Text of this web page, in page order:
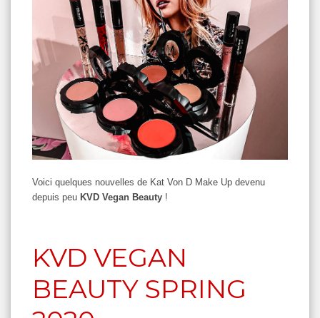
Voici quelques nouvelles de Kat Von D Make Up devenu
depuis peu KVD Vegan Beauty !
KVD VEGAN
BEAUTY SPRING